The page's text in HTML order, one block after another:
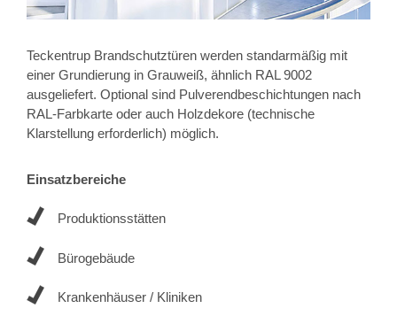
Teckentrup Brandschutztüren werden standarmäßig mit
einer Grundierung in Grauweiß, ähnlich RAL 9002
ausgeliefert. Optional sind Pulverendbeschichtungen nach
RAL-Farbkarte oder auch Holzdekore (technische
Klarstellung erforderlich) möglich.
Einsatzbereiche
Produktionsstätten
Bürogebäude
Krankenhäuser / Kliniken